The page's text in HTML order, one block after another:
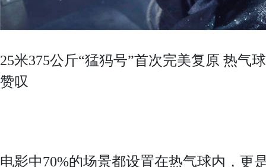
25米375公斤“猛犸号”首次完美复原 热气
赞叹
电影中70%的场景都设置在热气球内，更